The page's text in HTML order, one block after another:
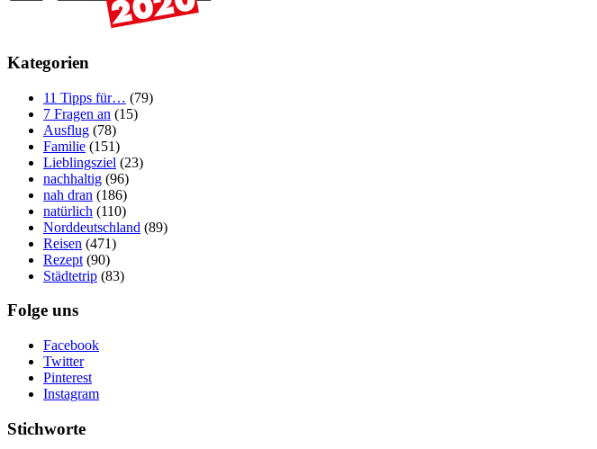
Kategorien
11 Tipps für… (79)
7 Fragen an (15)
Ausflug (78)
Familie (151)
Lieblingsziel (23)
nachhaltig (96)
nah dran (186)
natürlich (110)
Norddeutschland (89)
Reisen (471)
Rezept (90)
Städtetrip (83)
Folge uns
Facebook
Twitter
Pinterest
Instagram
Stichworte